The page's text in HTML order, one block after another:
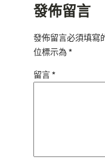
發佈留言
發佈留言必須填寫
位標示為*
留言*